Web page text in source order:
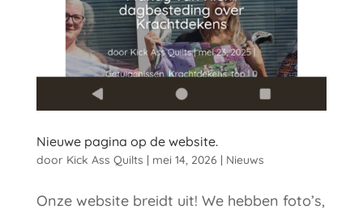
Nieuwe pagina op de website.
door Kick Ass Quilts | mei 14, 2026 | Nieuws
Onze website breidt uit! We hebben foto’s,